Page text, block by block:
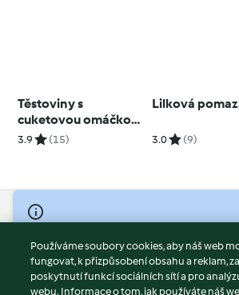
Těstoviny s
cuketovou omáčkou
a tygřími krevetami s
3.9 (15)
Lilková
3.0 (9)
© Copyright 2026
Podmínky užívání
Zásady ochrany osobních údajů
Vyloučení odpovědnosti
Používáme soubory cookies, aby náš web
fungovat, k přizpůsobení obsahu a reklam,
poskytnutí funkcí sociálních sítí a pro
webu. Informace o tom, jak používáte náš